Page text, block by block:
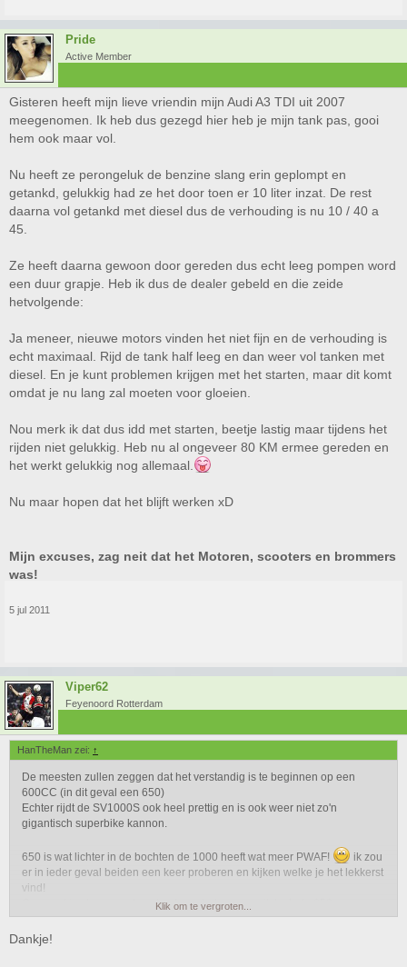
Pride
Active Member
Gisteren heeft mijn lieve vriendin mijn Audi A3 TDI uit 2007
meegenomen. Ik heb dus gezegd hier heb je mijn tank pas, gooi
hem ook maar vol.
Nu heeft ze perongeluk de benzine slang erin geplompt en
getankd, gelukkig had ze het door toen er 10 liter inzat. De rest
daarna vol getankd met diesel dus de verhouding is nu 10 / 40 a
45.
Ze heeft daarna gewoon door gereden dus echt leeg pompen word
een duur grapje. Heb ik dus de dealer gebeld en die zeide
hetvolgende:
Ja meneer, nieuwe motors vinden het niet fijn en de verhouding is
echt maximaal. Rijd de tank half leeg en dan weer vol tanken met
diesel. En je kunt problemen krijgen met het starten, maar dit komt
omdat je nu lang zal moeten voor gloeien.
Nou merk ik dat dus idd met starten, beetje lastig maar tijdens het
rijden niet gelukkig. Heb nu al ongeveer 80 KM ermee gereden en
het werkt gelukkig nog allemaal.
Nu maar hopen dat het blijft werken xD
Mijn excuses, zag neit dat het Motoren, scooters en brommers
was!
5 jul 2011
Viper62
Feyenoord Rotterdam
HanTheMan zei: ↑
De meesten zullen zeggen dat het verstandig is te beginnen op een
600CC (in dit geval een 650)
Echter rijdt de SV1000S ook heel prettig en is ook weer niet zo'n
gigantisch superbike kannon.
650 is wat lichter in de bochten de 1000 heeft wat meer PWAF!
ik zou
er in ieder geval beiden een keer proberen en kijken welke je het lekkerst
vind!
Om eerst je stuurmanskunsten te verbeteren zou ik toch de 650 zeggen.
Klik om te vergroten...
Dankje!